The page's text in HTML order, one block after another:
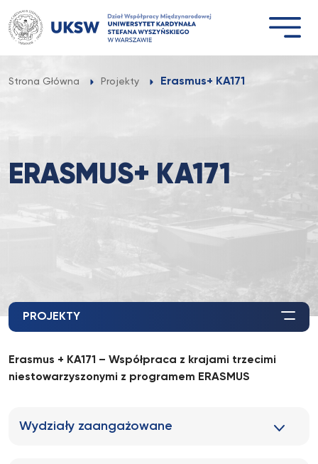
Przejdź
do
treści
Strona Główna Projekty Erasmus+ KA171
ERASMUS+ KA171
PROJEKTY
Erasmus + KA171 – Współpraca z krajami trzecimi
niestowarzyszonymi z programem ERASMUS
Wydziały zaangażowane